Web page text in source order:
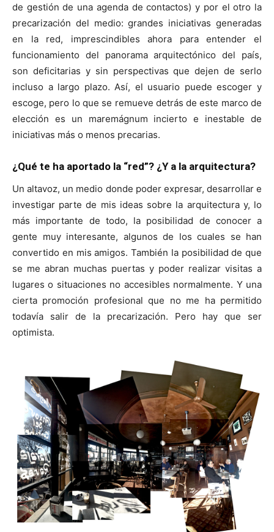
de gestión de una agenda de contactos) y por el otro la
precarización del medio: grandes iniciativas generadas
en la red, imprescindibles ahora para entender el
funcionamiento del panorama arquitectónico del país,
son deficitarias y sin perspectivas que dejen de serlo
incluso a largo plazo. Así, el usuario puede escoger y
escoge, pero lo que se remueve detrás de este marco de
elección es un maremágnum incierto e inestable de
iniciativas más o menos precarias.
¿Qué te ha aportado la “red”? ¿Y a la arquitectura?
Un altavoz, un medio donde poder expresar, desarrollar e
investigar parte de mis ideas sobre la arquitectura y, lo
más importante de todo, la posibilidad de conocer a
gente muy interesante, algunos de los cuales se han
convertido en mis amigos. También la posibilidad de que
se me abran muchas puertas y poder realizar visitas a
lugares o situaciones no accesibles normalmente. Y una
cierta promoción profesional que no me ha permitido
todavía salir de la precarización. Pero hay que ser
optimista.